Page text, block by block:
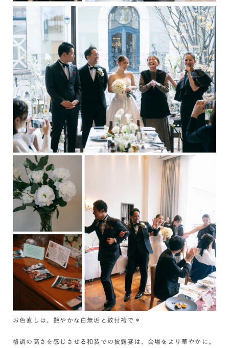
お色直しは、艶やかな白無垢と紋付袴で＊
格調の高さを感じさせる和装での披露宴は、会場をより華やかに。